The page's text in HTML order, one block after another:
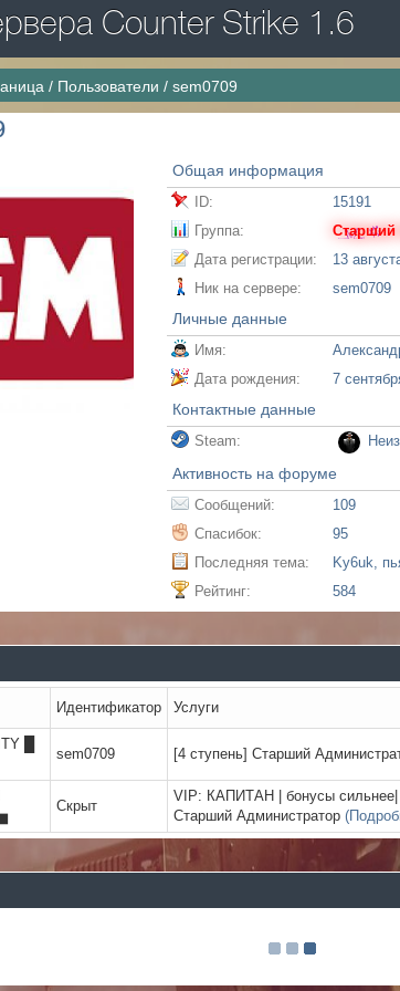
Counter Strike 1.6
/ Пользователи /sem0709
Общая информация
ID:
15191
Группа:
Старший
Дата регистрации:
13
Ник на сервере:
sem0709
Личные данные
Имя:
Дата рождения:
7
Контактные данные
Steam:
Активность на форуме
Сообщений:
109
Спасибок:
95
Последняя тема:
Ky6uk,
Рейтинг:
584
Идентификатор Услуги
█
sem0709 [4 ступень] Старший
Скрыт
VIP: КАПИТАН | бонусы сильнее|
Старший Администратор